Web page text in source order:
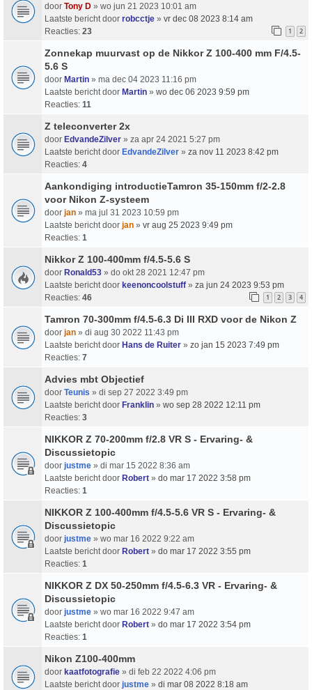
door Tony D » wo jun 21 2023 10:01 am
Laatste bericht door robcctje » vr dec 08 2023 8:14 am
Reacties: 23 1 2
Zonnekap muurvast op de Nikkor Z 100-400 mm F/4.5-
5.6 S
door Martin » ma dec 04 2023 11:16 pm
Laatste bericht door Martin » wo dec 06 2023 9:59 pm
Reacties: 11
Z teleconverter 2x
door EdvandeZilver » za apr 24 2021 5:27 pm
Laatste bericht door EdvandeZilver » za nov 11 2023 8:42 pm
Reacties: 4
Aankondiging introductieTamron 35-150mm f/2-2.8
voor Nikon Z-systeem
door jan » ma jul 31 2023 10:59 pm
Laatste bericht door jan » vr aug 25 2023 9:49 pm
Reacties: 1
Nikkor Z 100-400mm f/4.5-5.6 S
door Ronald53 » do okt 28 2021 12:47 pm
Laatste bericht door keenoncoolstuff » za jun 24 2023 9:53 pm
Reacties: 46 1 2 3 4
Tamron 70-300mm f/4.5-6.3 Di III RXD voor de Nikon Z
door jan » di aug 30 2022 11:43 pm
Laatste bericht door Hans de Ruiter » zo jan 15 2023 7:49 pm
Reacties: 7
Advies mbt Objectief
door Teunis » di sep 27 2022 3:49 pm
Laatste bericht door Franklin » wo sep 28 2022 12:11 pm
Reacties: 3
NIKKOR Z 70-200mm f/2.8 VR S - Ervaring- &
Discussietopic
door justme » di mar 15 2022 8:36 am
Laatste bericht door Robert » do mar 17 2022 3:58 pm
Reacties: 1
NIKKOR Z 100-400mm f/4.5-5.6 VR S - Ervaring- &
Discussietopic
door justme » wo mar 16 2022 9:22 am
Laatste bericht door Robert » do mar 17 2022 3:55 pm
Reacties: 1
NIKKOR Z DX 50-250mm f/4.5-6.3 VR - Ervaring- &
Discussietopic
door justme » wo mar 16 2022 9:47 am
Laatste bericht door Robert » do mar 17 2022 3:54 pm
Reacties: 1
Nikon Z100-400mm
door kaatfotografie » di feb 22 2022 4:06 pm
Laatste bericht door justme » di mar 08 2022 8:18 am